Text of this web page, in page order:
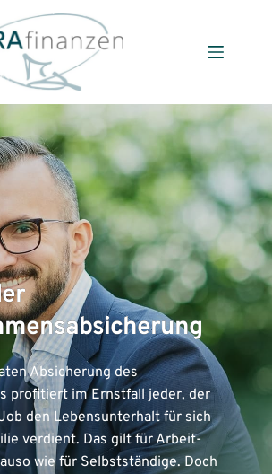
Absicherung des
profitiert im Ernst­fall jeder, der
den Lebens­unterhalt für sich
verdient. Das gilt für Arbeit­
wie für Selbst­ständige. Doch